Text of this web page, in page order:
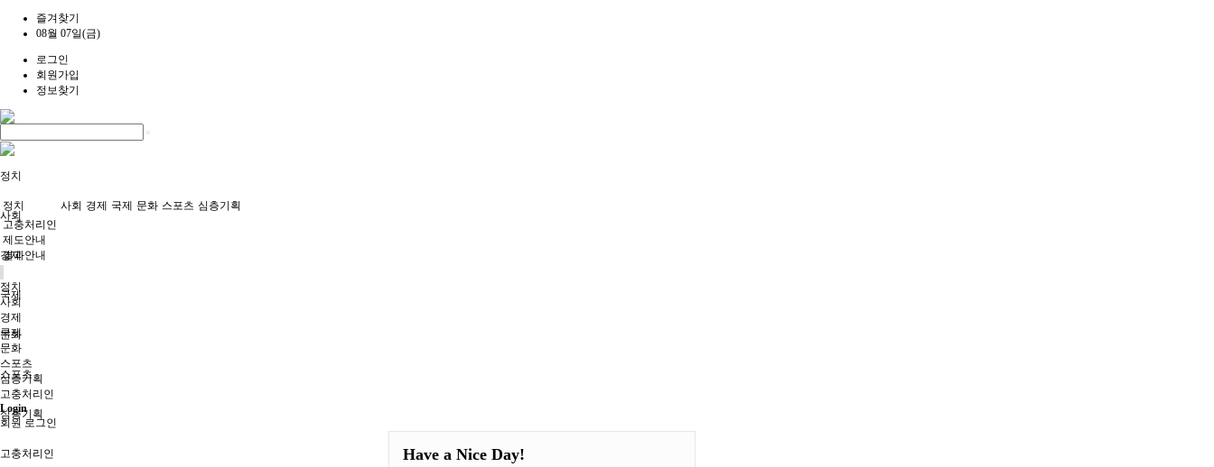
즐겨찾기
08월 07일(금)
로그인
회원가입
정보찾기
정치
사회
경제
국제
문화
스포츠
심층기획
고충처리인
정치 사회 경제 국제 문화 스포츠 심층기획
고충처리인
제도안내
결과안내
정치
사회
경제
국제
문화
스포츠
심층기획
고충처리인
Login
회원 로그인
Have a Nice Day!